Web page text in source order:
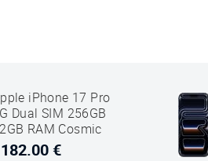
iPhone 17 Pro
Dual SIM 256GB
RAM Cosmic
€